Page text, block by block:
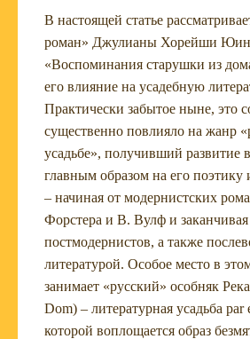
В настоящей статье
роман» Джулианы Хорейши
«Воспоминания старушки из
его влияние на усадебную
Практически забытое ныне, это
существенно повлияло на жанр
усадьбе», получивший
главным образом на его
– начиная от модернистских
Форстера и В. Вулф и
постмодернистов, а также
литературой. Особое место в
занимает «русский» особняк
Dom) – литературная усадьба par
которой воплощается образ